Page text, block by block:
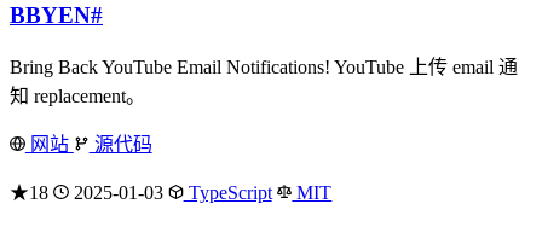
BBYEN#
Bring Back YouTube Email Notifications! YouTube 上传 email 通
知 replacement。
网站 源代码
★18 2025-01-03 TypeScript MIT